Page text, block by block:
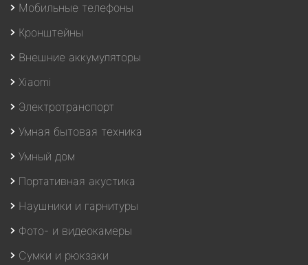
Мобильные телефоны
Кронштейны
Внешние аккумуляторы
Xiaomi
Электротранспорт
Умная бытовая техника
Умный дом
Портативная акустика
Наушники и гарнитуры
Фото- и видеокамеры
Сумки и рюкзаки